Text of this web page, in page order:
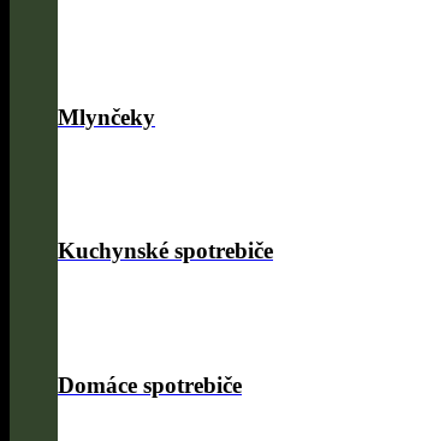
Mlynčeky
Kuchynské spotrebiče
Domáce spotrebiče